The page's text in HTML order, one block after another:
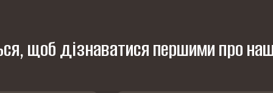
щоб дізнаватися першими про